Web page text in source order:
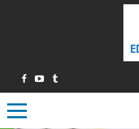
Toggle navigation